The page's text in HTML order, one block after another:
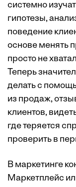
системно
гипотезы,
поведение
основе менять
просто не
Теперь
делать с
из продаж,
клиентов,
где теряется
проверить в
В маркетинге
Маркетплейс